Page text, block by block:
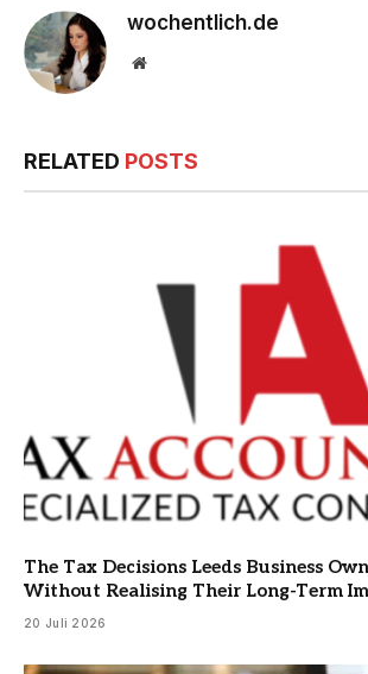
wochentlich.de
Website
RELATED POSTS
The Tax Decisions Leeds Business
Without Realising Their Long-Term
20 Juli 2026